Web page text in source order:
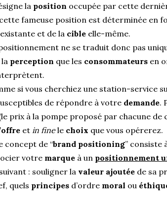
la position occupée par cette
fameuse position est déterminée en
existante et de la cible elle-même.
ne se traduit donc pas
perception que les consommateurs en
si vous cherchiez une station-service
de répondre à votre demande.
prix à la pompe proposé par chacune
et in finele choix que vous opérerez.
concept de “brand positioning” consiste
votre marque à un positionnement
: souligner la valeur ajoutée de sa
quels principes d’ordre moral ou